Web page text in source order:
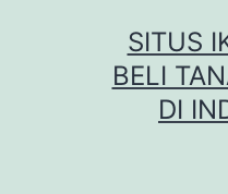
SITUS
BELI
DI